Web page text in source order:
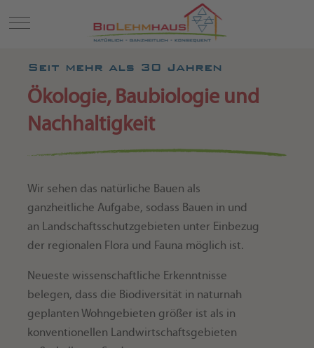
Mobile Menu Toggle
Seit mehr als 30 Jahren
Ökologie, Baubiologie und
Nachhaltigkeit
Wir sehen das natürliche Bauen als
ganzheitliche Aufgabe, sodass Bauen in und
an Landschaftsschutzgebieten unter Einbezug
der regionalen Flora und Fauna möglich ist.
Neueste wissenschaftliche Erkenntnisse
belegen, dass die Biodiversität in naturnah
geplanten Wohngebieten größer ist als in
konventionellen Landwirtschaftsgebieten